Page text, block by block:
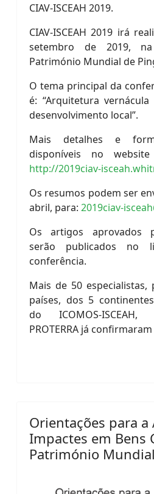
CIAV-ISCEAH 2019.
CIAV-ISCEAH 2019 irá
setembro de 2019,
Património Mundial de
O tema principal da
é: “Arquitetura
desenvolvimento local”.
Mais detalhes e
disponíveis no
http://2019ciav-
Os resumos podem ser
abril, para: 2019ciav-
Os artigos aprovados
serão publicados no
conferência.
Mais de 50 especialistas,
países, dos 5
do ICOMOS-ISCEAH,
PROTERRA já
Orientações para a
Impactes em Bens
Património Mundial